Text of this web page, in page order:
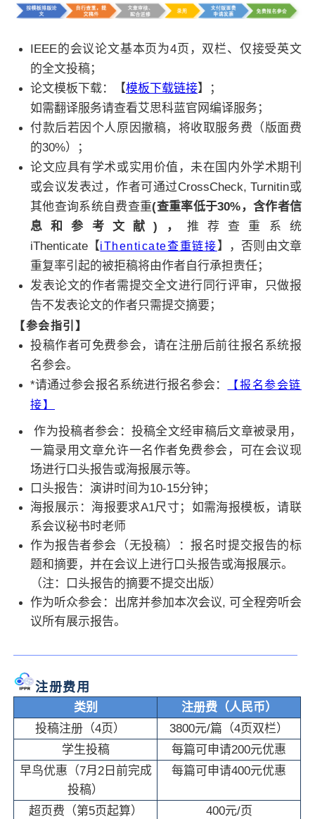
IEEE的会议论文基本页为4页，双栏、仅接受英文
的全文投稿；
论文模板下载：【模板下载链接】；
如需翻译服务请查看艾思科蓝官网编译服务；
付款后若因个人原因撤稿，将收取服务费（版面费
的30%）；
论文应具有学术或实用价值，未在国内外学术期刊
或会议发表过，作者可通过CrossCheck, Turnitin或
其他查询系统自费查重(查重率低于30%，含作者信
息和参考文献)， 推荐查重系统
iThenticate【iThenticate查重链接 】，否则由文章
重复率引起的被拒稿将由作者自行承担责任；
发表论文的作者需提交全文进行同行评审，只做报
告不发表论文的作者只需提交摘要；
【参会指引】
投稿作者可免费参会，请在注册后前往报名系统报
名参会。
*请通过参会报名系统进行报名参会：
【报名参会链
接】
作为投稿者参会：投稿全文经审稿后文章被录用，
一篇录用文章允许一名作者免费参会，可在会议现
场进行口头报告或海报展示等。
口头报告：演讲时间为10-15分钟；
海报展示：海报要求A1尺寸；如需海报模板，请联
系会议秘书时老师
作为报告者参会（无投稿）：报名时提交报告的标
题和摘要，并在会议上进行口头报告或海报展示。
（注：口头报告的摘要不提交出版）
作为听众参会：出席并参加本次会议, 可全程旁听会
议所有展示报告。
注册费用
类别
注册费（人民币）
投稿注册（4页）
3800元/篇（4页双栏）
学生投稿
每篇可申请200元优惠
早鸟优惠（7月2日前完成
投稿）
每篇可申请400元优惠
超页费（第5页起算）
400元/页